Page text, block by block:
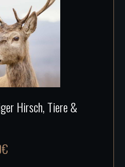
Produktseite
gewählt
werden
Produkt
Hirsch, Tiere &
€